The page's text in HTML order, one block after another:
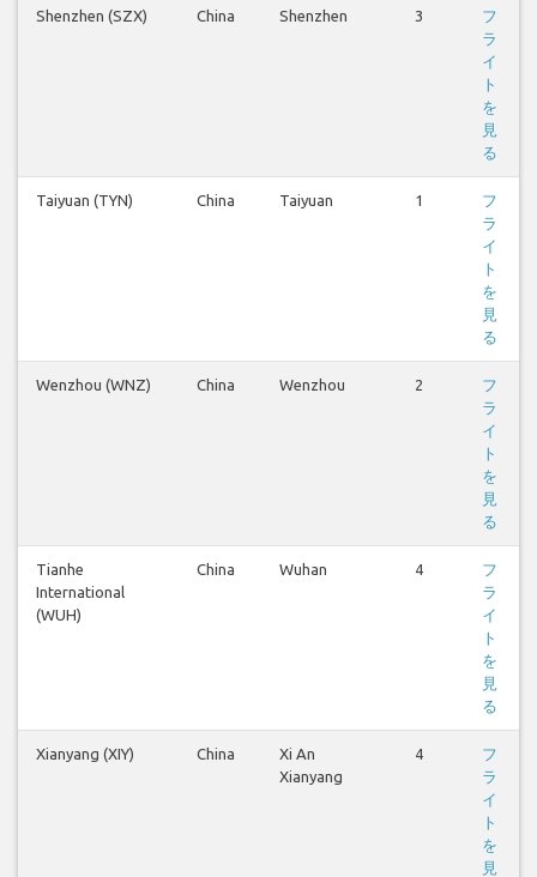
Shenzhen (SZX) China Shenzhen 3
フ
ラ
イ
ト
を
見
る
Taiyuan (TYN) China Taiyuan 1
フ
ラ
イ
ト
を
見
る
Wenzhou (WNZ) China Wenzhou 2
フ
ラ
イ
ト
を
見
る
Tianhe
International
(WUH)
China Wuhan 4
フ
ラ
イ
ト
を
見
る
Xianyang (XIY) China
Xi An
Xianyang
4
フ
ラ
イ
ト
を
見